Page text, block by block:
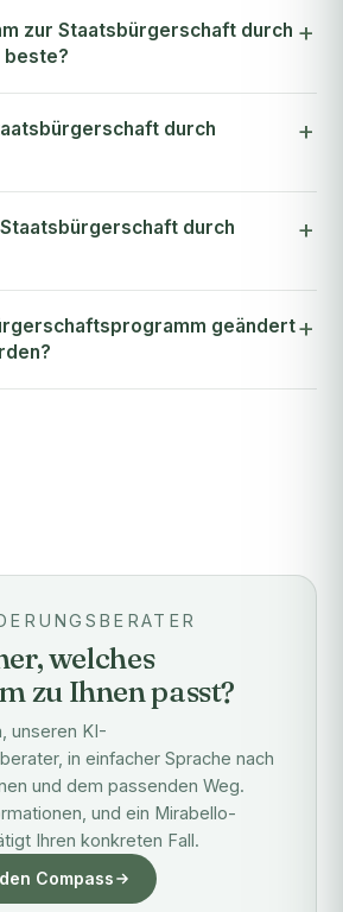
zur Staatsbürgerschaft durch
beste?
durch
durch
geändert
welches
zu Ihnen passt?
unseren KI-
in einfacher Sprache nach
und dem passenden Weg.
und ein Mirabello-
Ihren konkreten Fall.
Compass